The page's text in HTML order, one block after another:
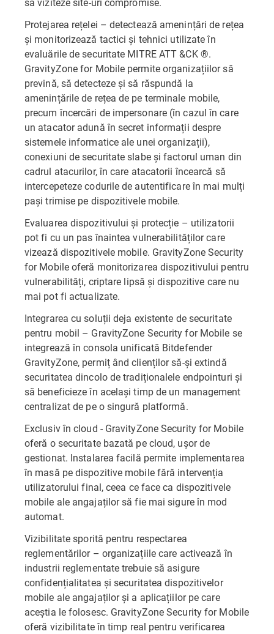
Protejarea rețelei – detectează amenințări de rețea
și monitorizează tactici și tehnici utilizate în
evaluările de securitate MITRE ATT &CK ®.
GravityZone for Mobile permite organizațiilor să
prevină, să detecteze și să răspundă la
amenințările de rețea de pe terminale mobile,
precum încercări de impersonare (în cazul în care
un atacator adună în secret informații despre
sistemele informatice ale unei organizații),
conexiuni de securitate slabe și factorul uman din
cadrul atacurilor, în care atacatorii încearcă să
intercepeteze codurile de autentificare în mai mulți
pași trimise pe dispozitivele mobile.
Evaluarea dispozitivului și protecție – utilizatorii
pot fi cu un pas înaintea vulnerabilităților care
vizează dispozitivele mobile. GravityZone Security
for Mobile oferă monitorizarea dispozitivului pentru
vulnerabilități, criptare lipsă și dispozitive care nu
mai pot fi actualizate.
Integrarea cu soluții deja existente de securitate
pentru mobil – GravityZone Security for Mobile se
integrează în consola unificată Bitdefender
GravityZone, permiț ând clienților să-și extindă
securitatea dincolo de tradiționalele endpointuri și
să beneficieze în același timp de un management
centralizat de pe o singură platformă.
Exclusiv în cloud - GravityZone Security for Mobile
oferă o securitate bazată pe cloud, ușor de
gestionat. Instalarea facilă permite implementarea
în masă pe dispozitive mobile fără intervenția
utilizatorului final, ceea ce face ca dispozitivele
mobile ale angajaților să fie mai sigure în mod
automat.
Vizibilitate sporită pentru respectarea
reglementărilor – organizațiile care activează în
industrii reglementate trebuie să asigure
confidențialitatea și securitatea dispozitivelor
mobile ale angajaților și a aplicațiilor pe care
aceștia le folosesc. GravityZone Security for Mobile
oferă vizibilitate în timp real pentru verificarea